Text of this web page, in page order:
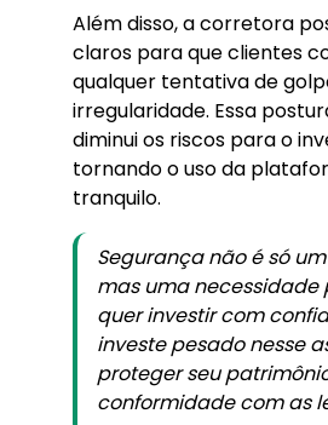
Além disso, a corretora
claros para que clientes
qualquer tentativa de
irregularidade. Essa
diminui os riscos para o
tornando o uso da
tranquilo.
Segurança não é só
mas uma necessidade
quer investir com
investe pesado nesse
proteger seu
conformidade com as